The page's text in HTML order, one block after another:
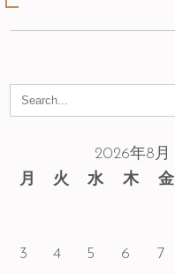
2026年8月
月
火 水 木 金
3 4 5 6 7